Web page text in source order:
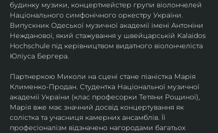
будинку музики, концертмейстер групи віолончелей
Національного симфонічного оркестру України.
Випускник Одеської музичної академії імені Антоніни
Нежданової, який стажування у швейцарській Kalaidos
Hochschule під керівництвом видатного віолончеліста
Юліуса Бергера.
Партнеркою Миколи на сцені стане піаністка Марія
Клименко-Продан. Студентка Національної музичної
академії України (клас професорки Тетяни Рощиної),
Марія вже має значний досвід концертування як
солістка та учасниця камерних ансамблів. Її
професіоналізм відзначено нагородами багатьох